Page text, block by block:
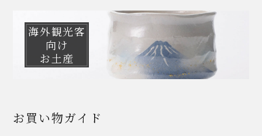
海外観光客
向け
お土産
お買い物ガイド